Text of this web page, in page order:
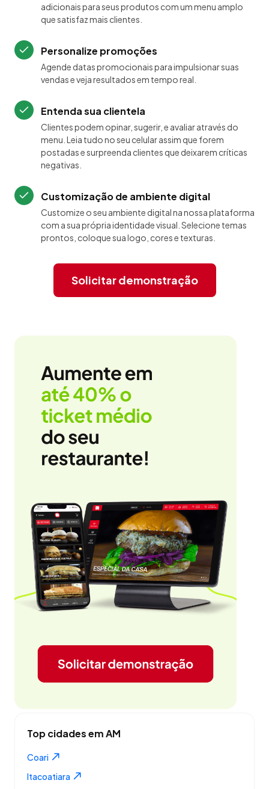
adicionais para seus produtos com um menu amplo
que satisfaz mais clientes.
Personalize promoções
Agende datas promocionais para impulsionar suas
vendas e veja resultados em tempo real.
Entenda sua clientela
Clientes podem opinar, sugerir, e avaliar através do
menu. Leia tudo no seu celular assim que forem
postadas e surpreenda clientes que deixarem críticas
negativas.
Customização de ambiente digital
Customize o seu ambiente digital na nossa plataforma
com a sua própria identidade visual. Selecione temas
prontos, coloque sua logo, cores e texturas.
Solicitar demonstração
Top cidades em AM
Coari
Itacoatiara